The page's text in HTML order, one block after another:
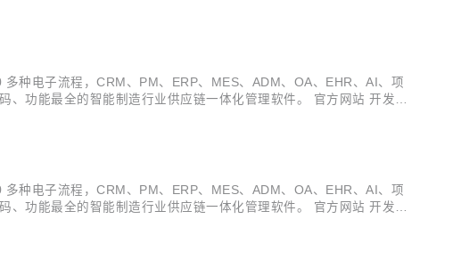
种电子流程，CRM、PM、ERP、MES、ADM、OA、EHR、AI、项
功能最全的智能制造行业供应链一体化管理软件。 官方网站 开发文
种电子流程，CRM、PM、ERP、MES、ADM、OA、EHR、AI、项
功能最全的智能制造行业供应链一体化管理软件。 官方网站 开发文